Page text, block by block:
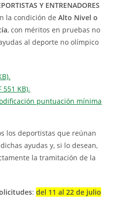
Y ENTRENADORES
la condición de Alto Nivel o
, con méritos en pruebas no
al deporte no olímpico
551 KB).
puntuación mínima
los deportistas que reúnan
ayudas y, si lo desean,
la tramitación de la
:del 11 al 22 de julio